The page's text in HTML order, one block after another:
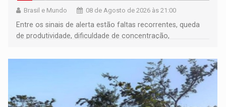
Brasil e Mundo 08 de Agosto de 2026 às 21:00
Entre os sinais de alerta estão faltas recorrentes, queda
de produtividade, dificuldade de concentração,